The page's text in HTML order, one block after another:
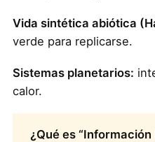
Vida sintética abiótica
verde para replicarse.
Sistemas planetarios:
calor.
¿Qué es